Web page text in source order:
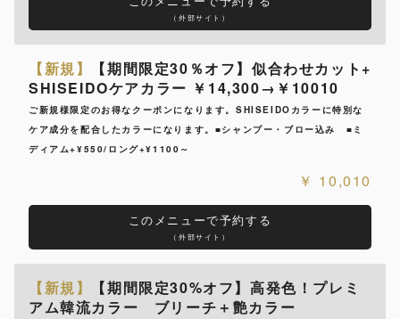
（外部サイト）
【新規】
【期間限定30％オフ】似合わせカット+
SHISEIDOケアカラー ￥14,300→￥10010
ご新規様限定のお得なクーポンになります。SHISEIDOカラーに特別な
ケア成分を配合したカラーになります。■シャンプー・ブロー込み ■ミ
ディアム+¥550/ロング+¥1100～
10,010
このメニューで予約する
（外部サイト）
【新規】
【期間限定30%オフ】高発色！プレミ
アム韓流カラー ブリーチ＋艶カラー